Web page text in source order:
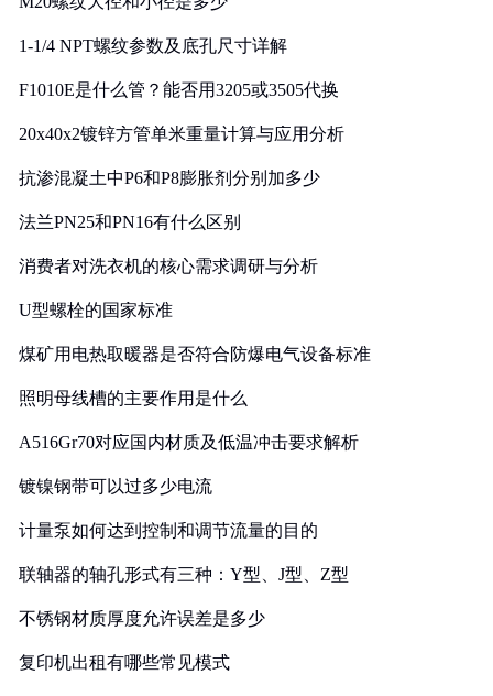
1-1/4 NPT螺纹参数及底孔尺寸详解
F1010E是什么管？能否用3205或3505代换
20x40x2镀锌方管单米重量计算与应用分析
抗渗混凝土中P6和P8膨胀剂分别加多少
法兰PN25和PN16有什么区别
消费者对洗衣机的核心需求调研与分析
U型螺栓的国家标准
煤矿用电热取暖器是否符合防爆电气设备标准
照明母线槽的主要作用是什么
A516Gr70对应国内材质及低温冲击要求解析
镀镍钢带可以过多少电流
计量泵如何达到控制和调节流量的目的
联轴器的轴孔形式有三种：Y型、J型、Z型
不锈钢材质厚度允许误差是多少
复印机出租有哪些常见模式